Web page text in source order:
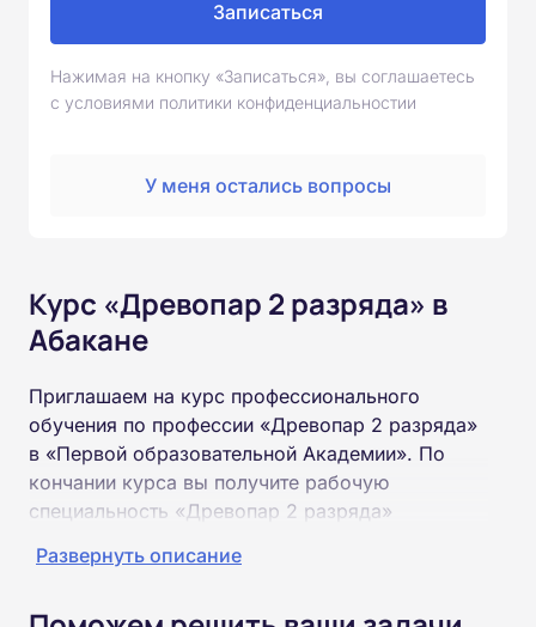
Записаться
Нажимая на кнопку «Записаться», вы соглашаетесь
с условиями политики конфиденциальностии
У меня остались вопросы
Курс «Древопар 2 разряда» в
Абакане
Приглашаем на курс профессионального
обучения по профессии «Древопар 2 разряда»
в «Первой образовательной Академии». По
кончании курса вы получите рабочую
специальность «Древопар 2 разряда»
Развернуть описание